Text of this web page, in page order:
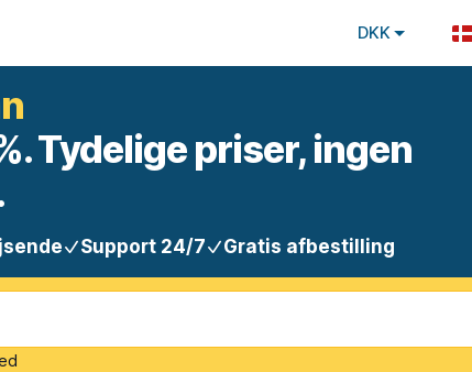
DKK
Tydelige priser, ingen
Support 24/7 Gratis afbestilling